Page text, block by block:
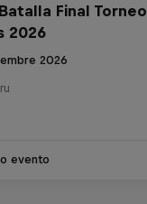
Final Torneo
2026
2026
evento